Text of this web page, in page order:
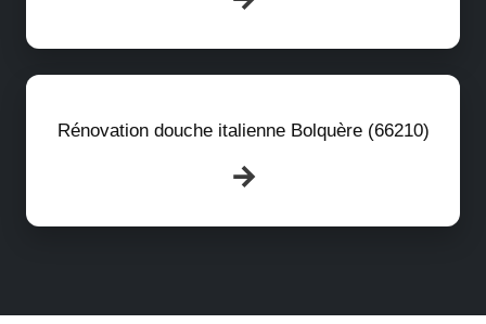
Rénovation douche italienne Bolquère (66210)